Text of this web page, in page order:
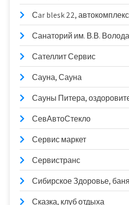
Сar blesk 22, автокомплекс
Санаторий им. В.В.
Сателлит Сервис
Сауна, Сауна
Сауны Питера,
СевАвтоСтекло
Сервис маркет
Сервистранс
Сибирское Здоровье, баня
Сказка, клуб отдыха